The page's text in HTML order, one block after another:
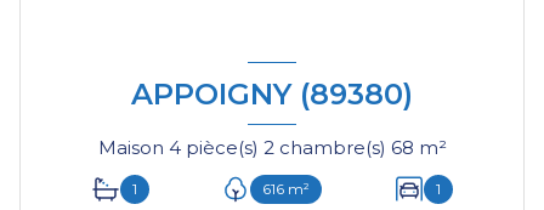
APPOIGNY (89380)
Maison 4 pièce(s) 2 chambre(s) 68 m²
1 616 m² 1